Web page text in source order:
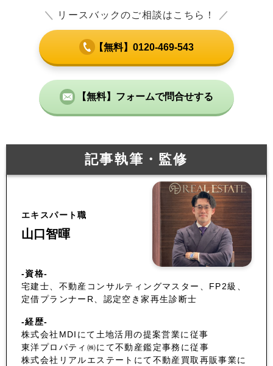
＼ リースバックのご相談はこちら！ ／
【無料】0120-469-543
【無料】フォームで問合せする
記事執筆・監修
エキスパート職
山口智暉
-資格-
宅建士、不動産コンサルティングマスター、FP2級、
定借プランナーR、認定空き家再生診断士
-経歴-
株式会社MDIにて土地活用の提案営業に従事
東洋プロパティ㈱にて不動産鑑定事務に従事
株式会社リアルエステートにて不動産買取再販事業に